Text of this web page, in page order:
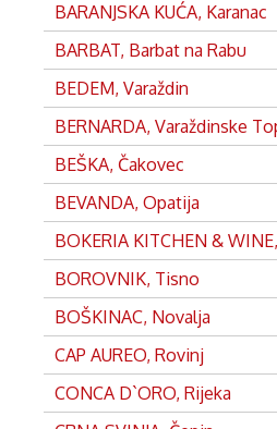
BARANJSKA KUĆA, Karanac
BARBAT, Barbat na Rabu
BEDEM, Varaždin
BERNARDA, Varaždinske
BEŠKA, Čakovec
BEVANDA, Opatija
BOKERIA KITCHEN &
BOROVNIK, Tisno
BOŠKINAC, Novalja
CAP AUREO, Rovinj
CONCA D`ORO, Rijeka